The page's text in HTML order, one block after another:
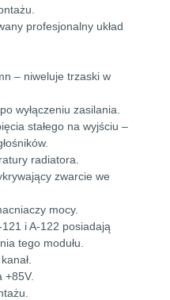
profesjonalny układ
– niweluje trzaski w
wyłączeniu zasilania.
stałego na wyjściu –
radiatora.
zwarcie we
mocy.
i A-122 posiadają
tego modułu.
+85V.